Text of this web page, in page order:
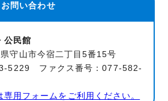
お問い合わせ
民館
守山市今宿二丁目5番15号
5229 ファクス番号：077-582-
専用フォームをご利用ください。